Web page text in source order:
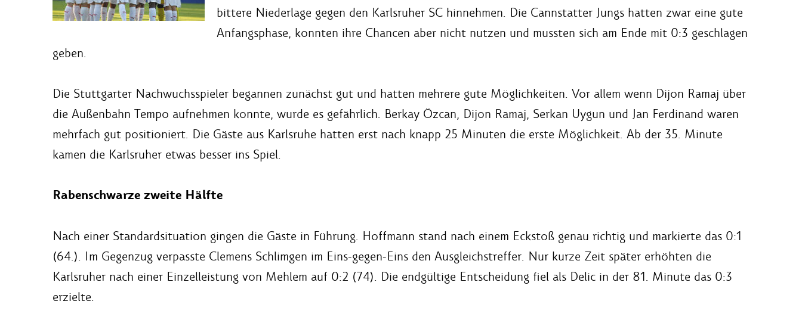
bittere Niederlage gegen den Karlsruher SC hinnehmen. Die Cannstatter Jungs hatten zwar eine gute
Anfangsphase, konnten ihre Chancen aber nicht nutzen und mussten sich am Ende mit 0:3 geschlagen
geben.
Die Stuttgarter Nachwuchsspieler begannen zunächst gut und hatten mehrere gute Möglichkeiten. Vor allem wenn Dijon Ramaj über
die Außenbahn Tempo aufnehmen konnte, wurde es gefährlich. Berkay Özcan, Dijon Ramaj, Serkan Uygun und Jan Ferdinand waren
mehrfach gut positioniert. Die Gäste aus Karlsruhe hatten erst nach knapp 25 Minuten die erste Möglichkeit. Ab der 35. Minute
kamen die Karlsruher etwas besser ins Spiel.
Rabenschwarze zweite Hälfte
Nach einer Standardsituation gingen die Gäste in Führung. Hoffmann stand nach einem Eckstoß genau richtig und markierte das 0:1
(64.). Im Gegenzug verpasste Clemens Schlimgen im Eins-gegen-Eins den Ausgleichstreffer. Nur kurze Zeit später erhöhten die
Karlsruher nach einer Einzelleistung von Mehlem auf 0:2 (74). Die endgültige Entscheidung fiel als Delic in der 81. Minute das 0:3
erzielte.